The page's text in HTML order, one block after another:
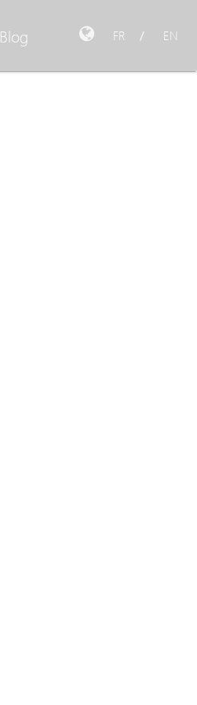
Blog FR / EN